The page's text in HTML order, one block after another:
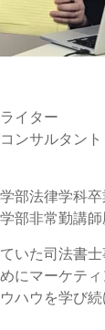
イター
ンサルタント
部法律学科卒
部非常勤講師
いた司法書
にマーケテ
ハウを学び